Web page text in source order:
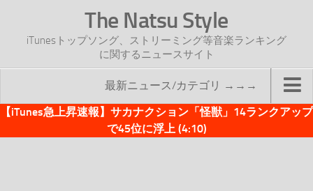
The Natsu Style
iTunesトップソング、ストリーミング等音楽ランキング
に関するニュースサイト
最新ニュース/カテゴリ →→→
TOP
【iTunes急上昇速報】サカナクション「怪獣」14ランクアップ
で45位に浮上 (4:10)